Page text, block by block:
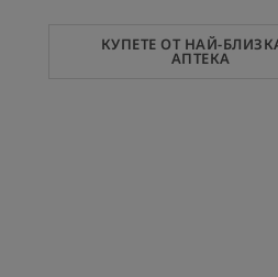
КУПЕТЕ ОТ НАЙ-
АПТЕКА